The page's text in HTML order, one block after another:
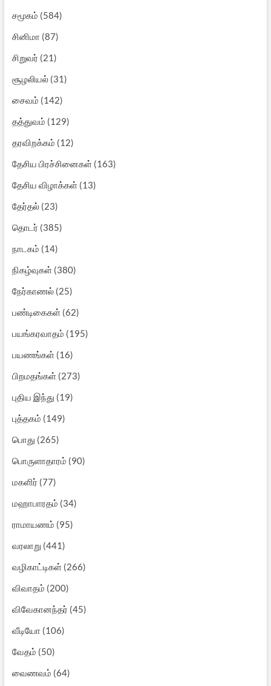
சமூகம் (584)
சினிமா (87)
சிறுவர் (21)
சூழலியல்(31)
சைவம் (142)
தத்துவம் (129)
தரவிறக்கம் (12)
தேசிய பிரச்சினைகள்(163)
தேசிய விழாக்கள்(13)
தேர்தல்(23)
தொடர் (385)
நாடகம் (14)
நிகழ்வுகள்(380)
நேர்காணல்(25)
பண்டிகைகள்(62)
பயங்கரவாதம் (195)
பயணங்கள்(16)
பிறமதங்கள்(273)
புதிய இந்து (19)
புத்தகம் (149)
பொது (265)
பொருளாதாரம் (90)
மகளிர் (77)
மஹாபாரதம் (34)
ராமாயணம் (95)
வரலாறு(441)
வழிகாட்டிகள்(266)
விவாதம் (200)
விவேகானந்தர் (45)
வீடியோ (106)
வேதம் (50)
வைணவம் (64)